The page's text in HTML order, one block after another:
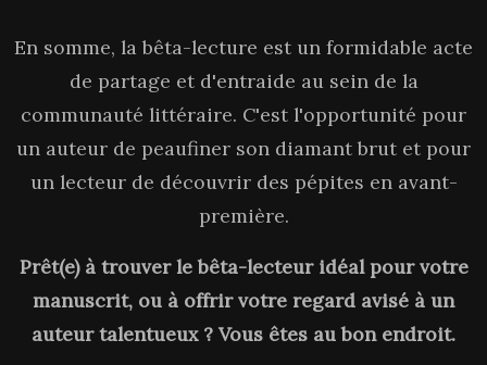
En somme, la bêta-lecture est un formidable acte
de partage et d'entraide au sein de la
communauté littéraire. C'est l'opportunité pour
un auteur de peaufiner son diamant brut et pour
un lecteur de découvrir des pépites en avant-
première.
Prêt(e) à trouver le bêta-lecteur idéal pour votre
manuscrit, ou à offrir votre regard avisé à un
auteur talentueux ? Vous êtes au bon endroit.